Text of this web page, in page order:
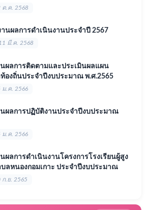
ต.ค. 2568
านผลการดำเนินงานประจำปี 2567
11 มี.ค. 2568
นผลการติดตามและประเมินผลแผน
องถิ่นประจำปีงบประมาณ พ.ศ.2565
ม.ค. 2566
นผลการปฏิบัติงานประจำปีงบประมาณ
ม.ค. 2566
ผลการดำเนินงานโครงการโรงเรียนผู้สูง
บลหนองกอมเกาะ ประจำปีงบประมาณ
ก.ย. 2565